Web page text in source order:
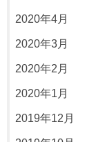
2020年4月
2020年3月
2020年2月
2020年1月
2019年12月